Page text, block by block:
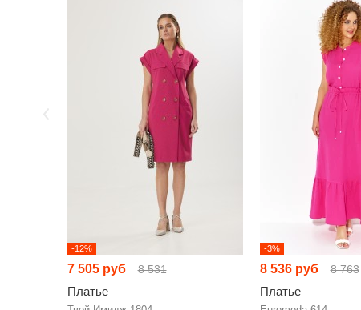
-12%
7 505 руб 8 531
Платье
-3%
8 536 руб 8 763
Платье